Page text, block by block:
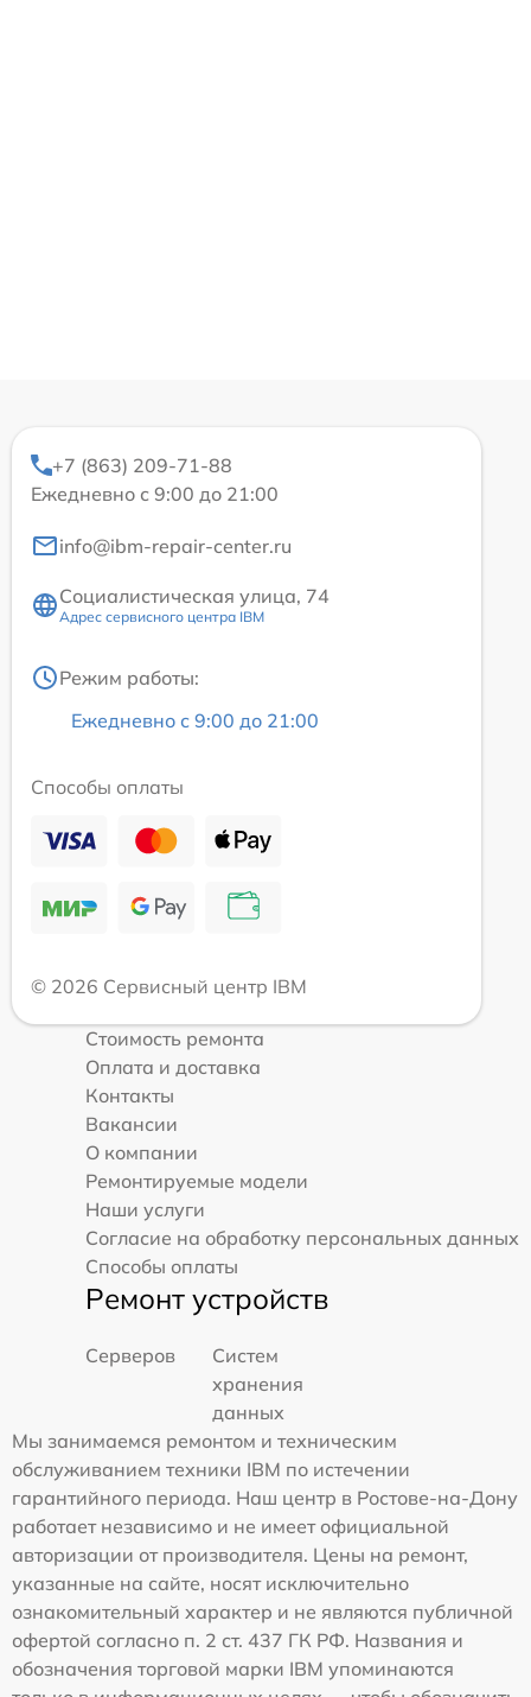
+7 (863) 209-71-88
Ежедневно с 9:00 до 21:00
info@ibm-repair-center.ru
Социалистическая улица, 74
Адрес сервисного центра IBM
Режим работы:
Ежедневно с 9:00 до 21:00
Способы оплаты
© 2026 Сервисный центр IBM
Стоимость ремонта
Оплата и доставка
Контакты
Вакансии
О компании
Ремонтируемые модели
Наши услуги
Согласие на обработку персональных данных
Способы оплаты
Ремонт устройств
Серверов
Систем
хранения
данных
Мы занимаемся ремонтом и техническим
обслуживанием техники IBM по истечении
гарантийного периода. Наш центр в Ростове-на-Дону
работает независимо и не имеет официальной
авторизации от производителя. Цены на ремонт,
указанные на сайте, носят исключительно
ознакомительный характер и не являются публичной
офертой согласно п. 2 ст. 437 ГК РФ. Названия и
обозначения торговой марки IBM упоминаются